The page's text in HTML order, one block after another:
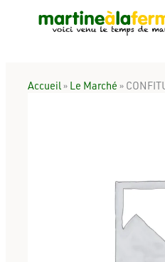
Accueil » Le Marché »